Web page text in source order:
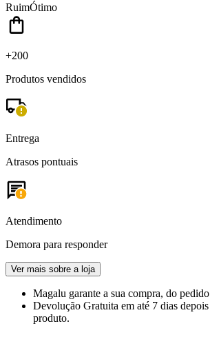
RuimÓtimo
+200
Produtos vendidos
Entrega
Atrasos pontuais
Atendimento
Demora para responder
Ver mais sobre a loja
Magalu garante a sua compra, do
Devolução Gratuita em até 7 dias
produto.